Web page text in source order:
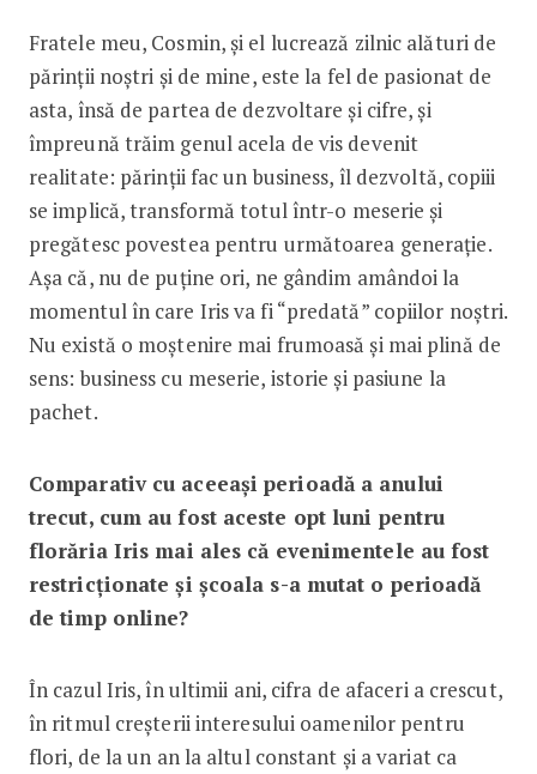
Fratele meu, Cosmin, și el lucrează zilnic alături de
părinții noștri și de mine, este la fel de pasionat de
asta, însă de partea de dezvoltare și cifre, și
împreună trăim genul acela de vis devenit
realitate: părinții fac un business, îl dezvoltă, copiii
se implică, transformă totul într-o meserie și
pregătesc povestea pentru următoarea generație.
Așa că, nu de puține ori, ne gândim amândoi la
momentul în care Iris va fi “predată” copiilor noștri.
Nu există o moștenire mai frumoasă și mai plină de
sens: business cu meserie, istorie și pasiune la
pachet.
Comparativ cu aceeași perioadă a anului
trecut, cum au fost aceste opt luni pentru
florăria Iris mai ales că evenimentele au fost
restricționate și școala s-a mutat o perioadă
de timp online?
În cazul Iris, în ultimii ani, cifra de afaceri a crescut,
în ritmul creșterii interesului oamenilor pentru
flori, de la un an la altul constant și a variat ca